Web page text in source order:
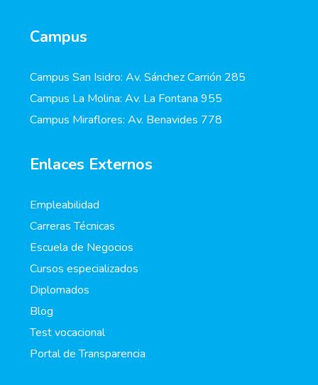
Campus
Campus San Isidro: Av. Sánchez Carrión 285
Campus La Molina: Av. La Fontana 955
Campus Miraflores: Av. Benavides 778
Enlaces Externos
Empleabilidad
Carreras Técnicas
Escuela de Negocios
Cursos especializados
Diplomados
Blog
Test vocacional
Portal de Transparencia